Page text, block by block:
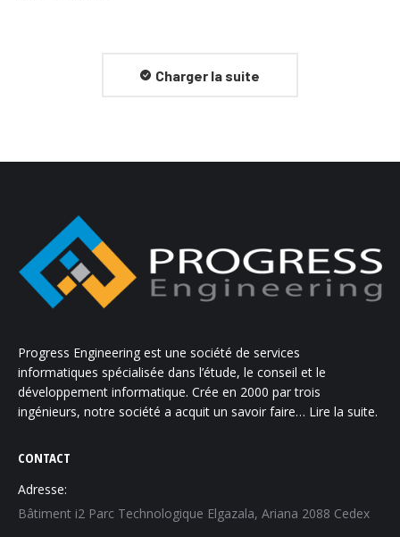
Charger la suite
Progress Engineering est une société de services
informatiques spécialisée dans l’étude, le conseil et le
développement informatique. Crée en 2000 par trois
ingénieurs, notre société a acquit un savoir faire… Lire la suite.
CONTACT
Adresse:
Bâtiment i2 Parc Technologique Elgazala, Ariana 2088 Cedex